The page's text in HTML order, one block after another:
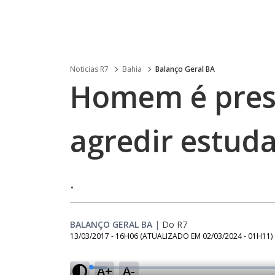
Noticias R7 Bahia Balanço Geral BA
Homem é
agredir
.
BALANÇO GERAL BA | Do R7
13/03/2017 - 16H06 (ATUALIZADO EM 02/03/2024 - 01H11)
A+ A-
L